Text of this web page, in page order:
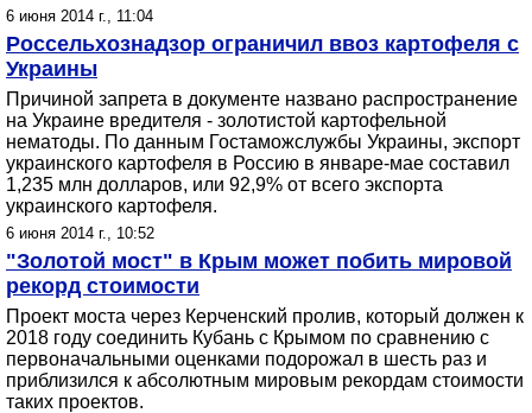
6 июня 2014 г., 11:04
Россельхознадзор ограничил ввоз картофеля с
Украины
Причиной запрета в документе названо распространение
на Украине вредителя - золотистой картофельной
нематоды. По данным Гостаможслужбы Украины, экспорт
украинского картофеля в Россию в январе-мае составил
1,235 млн долларов, или 92,9% от всего экспорта
украинского картофеля.
6 июня 2014 г., 10:52
"Золотой мост" в Крым может побить мировой
рекорд стоимости
Проект моста через Керченский пролив, который должен к
2018 году соединить Кубань с Крымом по сравнению с
первоначальными оценками подорожал в шесть раз и
приблизился к абсолютным мировым рекордам стоимости
таких проектов.